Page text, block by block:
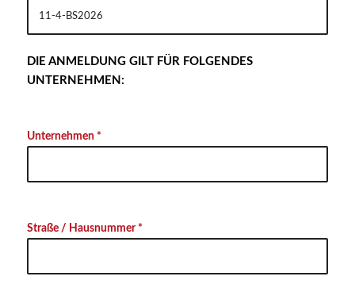
DIE ANMELDUNG GILT FÜR FOLGENDES
UNTERNEHMEN:
Unternehmen *
Straße / Hausnummer *